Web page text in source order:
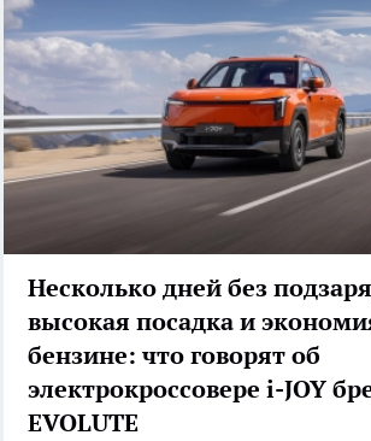
Несколько дней без
высокая посадка и
бензине: что говорят об
электрокроссовере i-JOY
EVOLUTE